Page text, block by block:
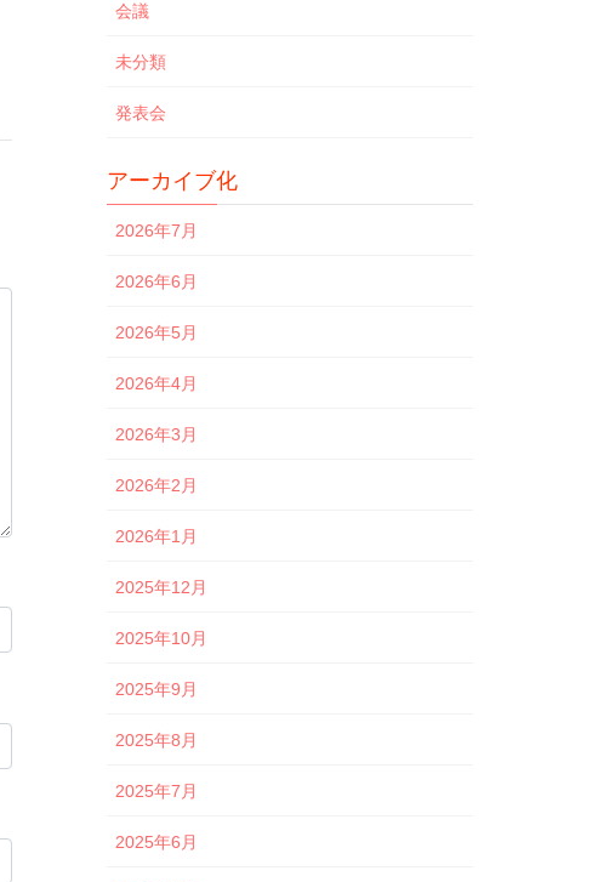
会議
未分類
発表会
アーカイブ化
2026年7月
2026年6月
2026年5月
2026年4月
2026年3月
2026年2月
2026年1月
2025年12月
2025年10月
2025年9月
2025年8月
2025年7月
2025年6月